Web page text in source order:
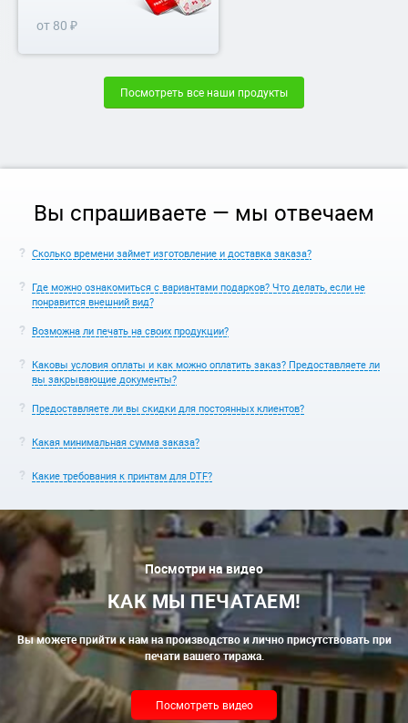
от 80 ₽
Посмотреть все наши продукты
Вы спрашиваете — мы отвечаем
Сколько времени займет изготовление и доставка заказа?
Где можно ознакомиться с вариантами подарков? Что делать, если не
понравится внешний вид?
Возможна ли печать на своих продукции?
Каковы условия оплаты и как можно оплатить заказ? Предоставляете ли
вы закрывающие документы?
Предоставляете ли вы скидки для постоянных клиентов?
Какая минимальная сумма заказа?
Какие требования к принтам для DTF?
Посмотри на видео
КАК МЫ ПЕЧАТАЕМ!
Вы можете прийти к нам на производство и лично присутствовать при
печати вашего тиража.
Посмотреть видео